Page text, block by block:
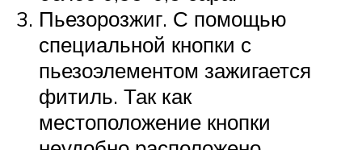
Пьезорозжиг. С помощью
специальной кнопки с
пьезоэлементом зажигается
фитиль. Так как
местоположение кнопки